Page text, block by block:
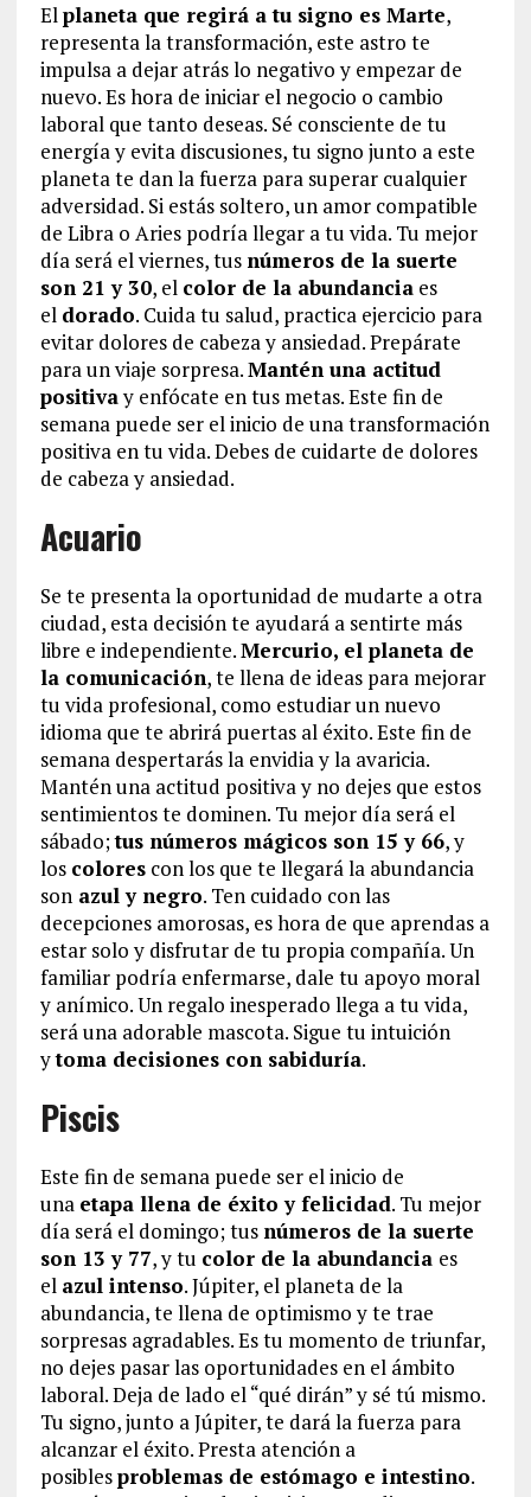
Elplaneta que regirá a tu signo es Marte,
representa la transformación, este astro te
impulsa a dejar atrás lo negativo y empezar de
nuevo. Es hora de iniciar el negocio o cambio
laboral que tanto deseas. Sé consciente de tu
energía y evita discusiones, tu signo junto a este
planeta te dan la fuerza para superar cualquier
adversidad. Si estás soltero, un amor compatible
de Libra o Aries podría llegar a tu vida. Tu mejor
día será el viernes, tus números de la suerte
son 21 y 30, el color de la abundanciaes
el dorado. Cuida tu salud, practica ejercicio para
evitar dolores de cabeza y ansiedad. Prepárate
para un viaje sorpresa.Mantén una actitud
positivay enfócate en tus metas. Este fin de
semana puede ser el inicio de una transformación
positiva en tu vida. Debes de cuidarte de dolores
de cabeza y ansiedad.
Acuario
Se te presenta la oportunidad de mudarte a otra
ciudad, esta decisión te ayudará a sentirte más
libre e independiente.Mercurio, el planeta de
la comunicación, te llena de ideas para mejorar
tu vida profesional, como estudiar un nuevo
idioma que te abrirá puertas al éxito. Este fin de
semana despertarás la envidia y la avaricia.
Mantén una actitud positiva y no dejes que estos
sentimientos te dominen. Tu mejor día será el
sábado;tus números mágicos son 15 y 66, y
los colorescon los que te llegará la abundancia
sonazul y negro. Ten cuidado con las
decepciones amorosas, es hora de que aprendas a
estar solo y disfrutar de tu propia compañía. Un
familiar podría enfermarse, dale tu apoyo moral
y anímico. Un regalo inesperado llega a tu vida,
será una adorable mascota. Sigue tu intuición
ytoma decisiones con sabiduría.
Piscis
Este fin de semana puede ser el inicio de
una etapa llena de éxito y felicidad. Tu mejor
día será el domingo; tus números de la suerte
son 13 y 77, y tu color de la abundancia es
el azul intenso. Júpiter, el planeta de la
abundancia, te llena de optimismo y te trae
sorpresas agradables. Es tu momento de triunfar,
no dejes pasar las oportunidades en el ámbito
laboral. Deja de lado el “qué dirán” y sé tú mismo.
Tu signo, junto a Júpiter, te dará la fuerza para
alcanzar el éxito. Presta atención a
posiblesproblemas de estómago e intestino.